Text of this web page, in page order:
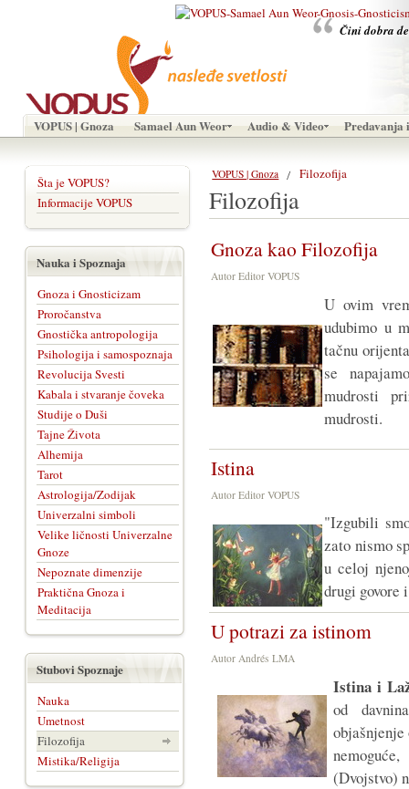
Čini dobra
VOPUS | Gnoza Samael Aun Weor Audio & Video Predavanja
VOPUS | Gnoza Filozofija
Filozofija
Gnoza kao Filozofija
Autor Editor VOPUS
U ovim
udubimo u
tačnu
se
mudrosti
mudrosti.
Istina
Autor Editor VOPUS
"Izgubili
zato nismo
u celoj
drugi govore
U potrazi za istinom
Autor Andrés LMA
Istina i
od
objašnjenje
(Dvojstvo)
Šta je VOPUS?
Informacije VOPUS
Nauka i Spoznaja
Gnoza i Gnosticizam
Proročanstva
Gnostička antropologija
Psihologija i samospoznaja
Revolucija Svesti
Kabala i stvaranje čoveka
Studije o Duši
Tajne Života
Alhemija
Tarot
Astrologija/Zodijak
Univerzalni simboli
Velike ličnosti Univerzalne
Gnoze
Nepoznate dimenzije
Praktična Gnoza i
Meditacija
Stubovi Spoznaje
Nauka
Umetnost
Filozofija
Mistika/Religija